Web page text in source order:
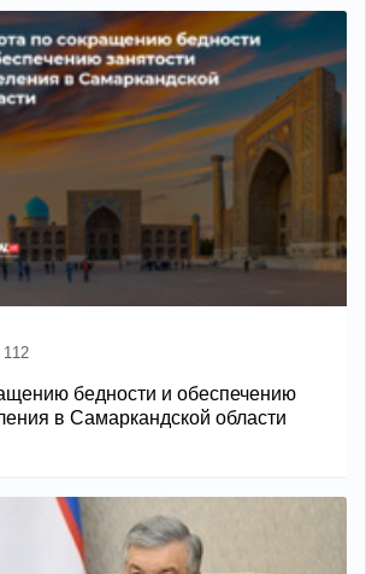
112
бедности и обеспечению
в Самаркандской области